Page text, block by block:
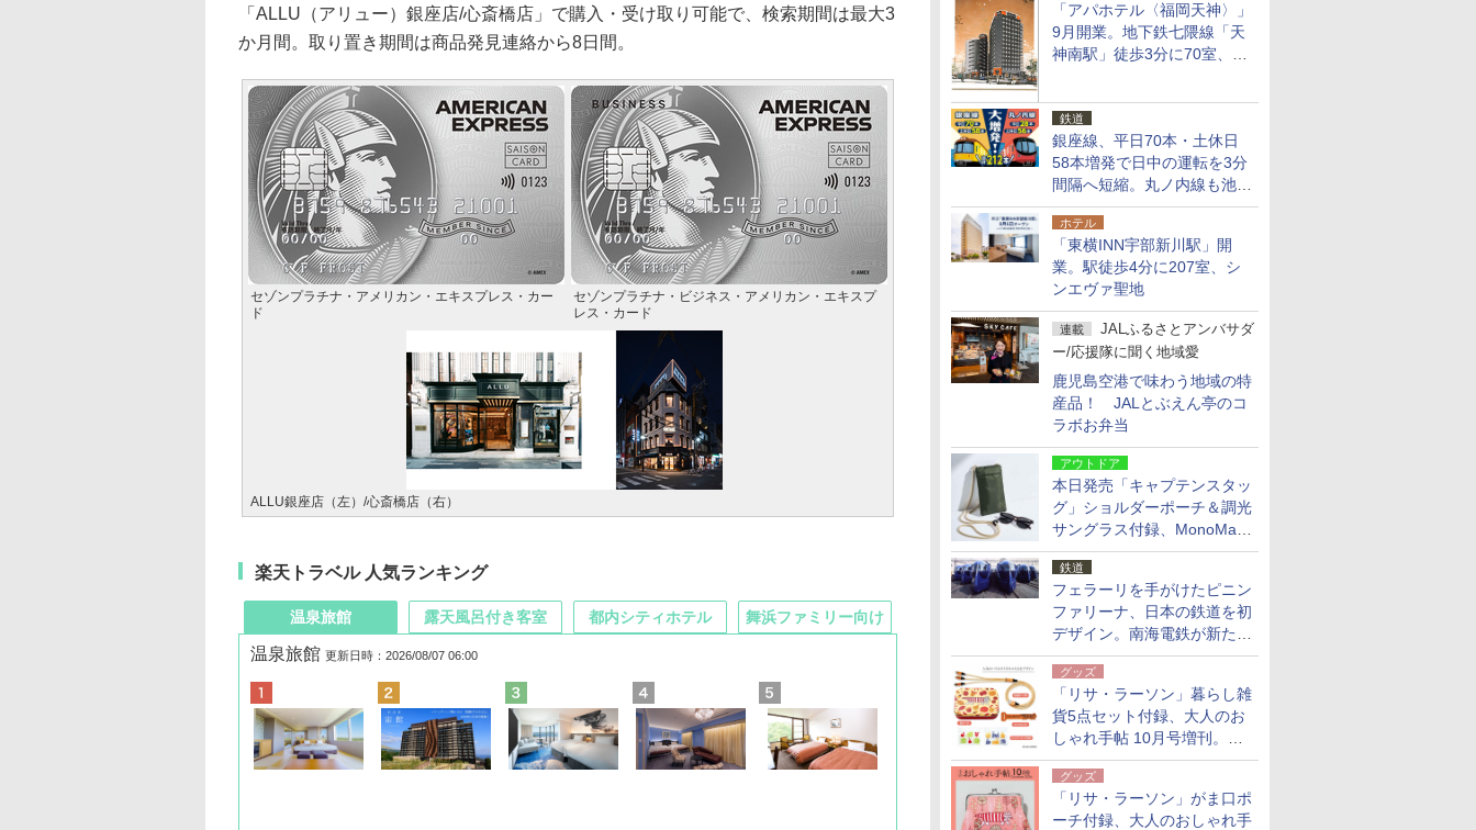
「アパホテル〈福岡天神〉」
9月開業。地下鉄七隈線「天
神南駅」徒歩3分に70室、エ
鉄道
銀座線、平日70本・土休日
58本増発で日中の運転を3分
間隔へ短縮。丸ノ内線も池袋
～中野坂上を4分間隔に
ホテル
「東横INN宇部新川駅」開
業。駅徒歩4分に207室、シ
ンエヴァ聖地
連載
JALふるさとアンバサダ
ー/応援隊に聞く地域愛
鹿児島空港で味わう地域の特
産品！ JALとぶえん亭のコ
ラボお弁当
アウトドア
本日発売「キャプテンスタッ
グ」ショルダーポーチ＆調光
サングラス付録、MonoMax
9月号増刊
鉄道
フェラーリを手がけたピニン
ファリーナ、日本の鉄道を初
デザイン。南海電鉄が新たな
「空港特急」をなにわ筋線へ
導入
グッズ
「リサ・ラーソン」暮らし雑
貨5点セット付録、大人のお
しゃれ手帖 10月号増刊。
USBケーブルや缶ケースなど
グッズ
「リサ・ラーソン」がま口ポ
ーチ付録、大人のおしゃれ手
「ALLU（アリュー）銀座店/心斎橋店」で購入・受け取り可能で、検索期間は最大3
か月間。取り置き期間は商品発見連絡から8日間。
セゾンプラチナ・アメリカン・エキスプレス・カー
ド
セゾンプラチナ・ビジネス・アメリカン・エキスプ
レス・カード
ALLU銀座店（左）/心斎橋店（右）
楽天トラベル 人気ランキング
温泉旅館
温泉旅館 更新日時：2026/08/07 06:00
露天風呂付き客室 都内シティホテル 舞浜ファミリー向け